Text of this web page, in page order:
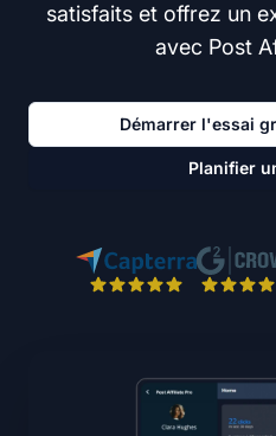
satisfaits et offrez un
avec Post
Démarrer l'essai
Planifier